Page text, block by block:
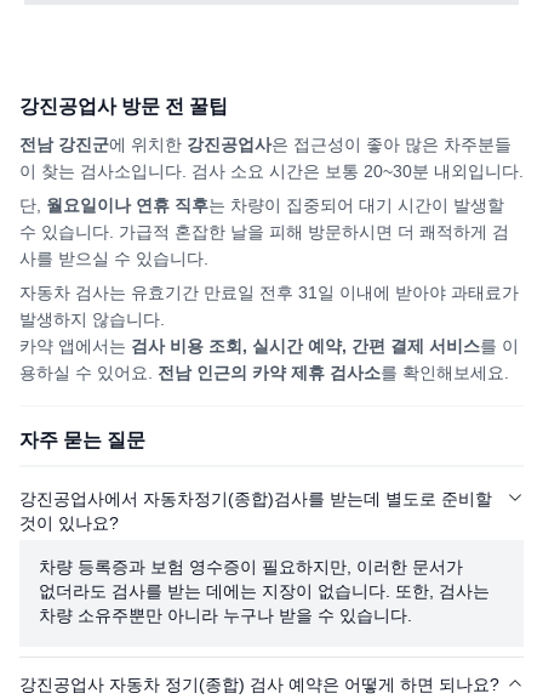
강진공업사방문 전 꿀팁
전남 강진군에 위치한 강진공업사은 접근성이 좋아 많은 차주분들
이 찾는 검사소입니다. 검사 소요 시간은 보통 20~30분 내외입니다.
단, 월요일이나 연휴 직후는 차량이 집중되어 대기 시간이 발생할
수 있습니다. 가급적 혼잡한 날을 피해 방문하시면 더 쾌적하게 검
사를 받으실 수 있습니다.
자동차 검사는 유효기간 만료일 전후 31일 이내에 받아야 과태료가
발생하지 않습니다.
카약 앱에서는 검사 비용 조회, 실시간 예약, 간편 결제 서비스를 이
용하실 수 있어요. 전남인근의 카약 제휴 검사소를 확인해보세요.
자주 묻는 질문
강진공업사에서 자동차정기(종합)검사를 받는데 별도로 준비할
것이 있나요?
차량 등록증과 보험 영수증이 필요하지만, 이러한 문서가
없더라도 검사를 받는 데에는 지장이 없습니다. 또한, 검사는
차량 소유주뿐만 아니라 누구나 받을 수 있습니다.
강진공업사 자동차 정기(종합) 검사 예약은 어떻게 하면 되나요?